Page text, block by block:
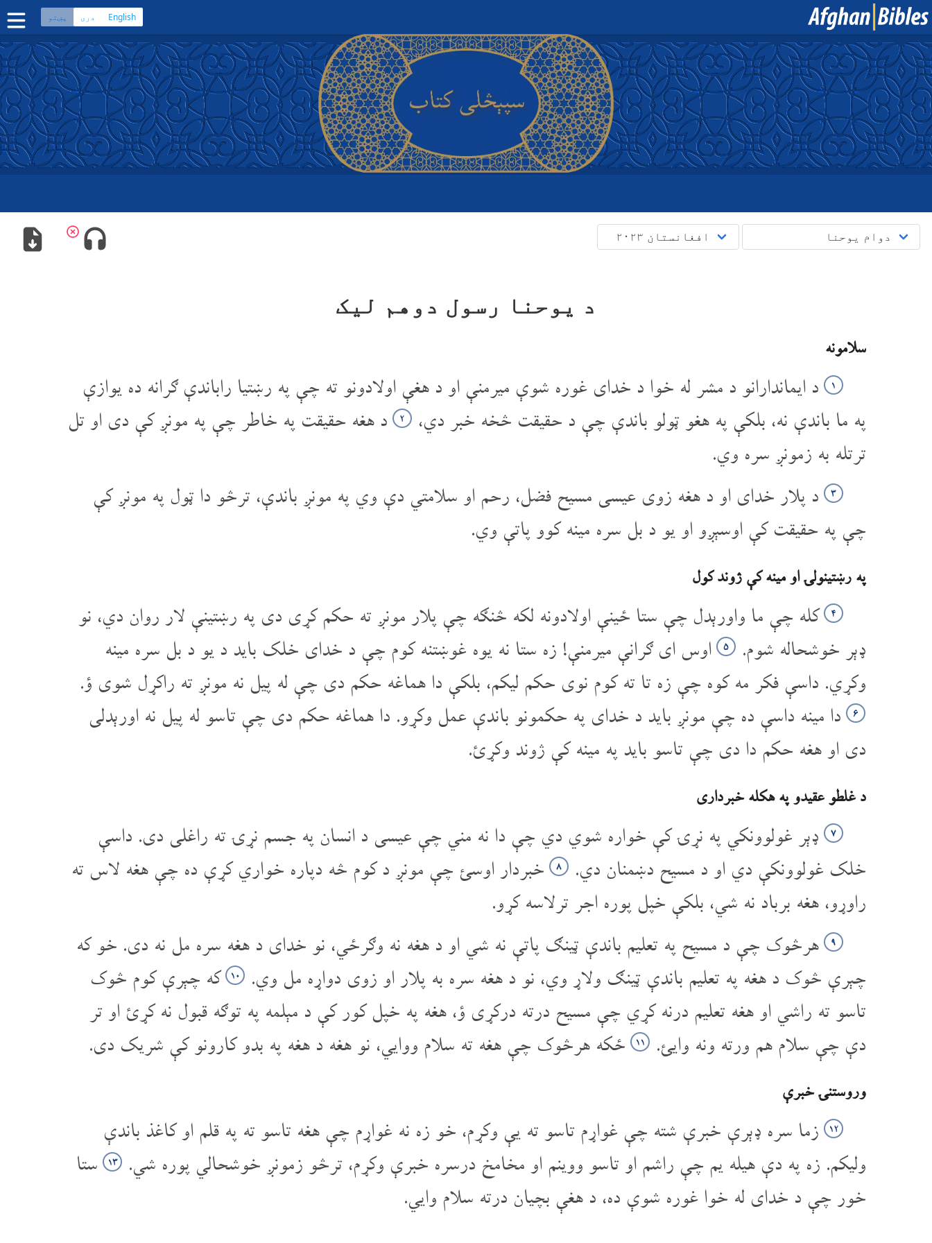
English دری پښتو
کور پاڼه
سپیڅلی کتاب په دري ژبه سپیڅلی کتاب په پښتو ژبه
نور: بلوچی · هزاره · ترکمن
د مبایل اپلېکېشنونو
د یوحنا رسول دوهم لیک
سلامونه
۱
د ایماندارانو د مشر له خوا د خدای غوره شوې میرمنې او د هغې اولادونو ته چې په رښتیا راباندې ګرانه ده یوازې
په ما باندې نه، بلکې په هغو ټولو باندې چې د حقیقت څخه خبر دي،
۲
د هغه حقیقت په خاطر چې په مونږ کې دی او تل
ترتله به زمونږ سره وي.
۳
د پلار خدای او د هغه زوی عیسی مسیح فضل، رحم او سلامتي دې وي په مونږ باندې، ترڅو دا ټول په مونږ کې
چې په حقیقت کې اوسېږو او یو د بل سره مینه کوو پاتې وي.
په رښتینولۍ او مینه کې ژوند کول
۴
کله چې ما واورېدل چې ستا ځینې اولادونه لکه څنګه چې پلار مونږ ته حکم کړی دی په رښتینې لار روان دي، نو
ډېر خوشحاله شوم.
۵
اوس ای ګرانې میرمنې! زه ستا نه یوه غوښتنه کوم چې د خدای خلک باید د یو د بل سره مینه
وکړي. داسې فکر مه کوه چې زه تا ته کوم نوی حکم لیکم، بلکې دا هماغه حکم دی چې له پیل نه مونږ ته راکړل شوی ؤ.
۶
دا مینه داسې ده چې مونږ باید د خدای په حکمونو باندې عمل وکړو. دا هماغه حکم دی چې تاسو له پیل نه اورېدلی
دی او هغه حکم دا دی چې تاسو باید په مینه کې ژوند وکړئ.
د غلطو عقیدو په هکله خبرداری
۷
ډېر غولوونکي په نړۍ کې خواره شوي دي چې دا نه مني چې عیسی د انسان په جسم نړۍ ته راغلی دی. داسې
خلک غولوونکې دي او د مسیح دښمنان دي.
۸
خبردار اوسئ چې مونږ د کوم څه دپاره خواري کړې ده چې هغه لاس ته
راوړو، هغه برباد نه شي، بلکې خپل پوره اجر تر‌لاسه کړو.
۹
هرڅوک چې د مسیح په تعلیم باندې ټینګ پاتې نه شي او د هغه نه وګرځي، نو خدای د هغه سره مل نه دی. خو که
چېرې څوک د هغه په تعلیم باندې ټینګ ولاړ وي، نو د هغه سره به پلار او زوی دواړه مل وي.
۱۰ که چېرې کوم څوک
تاسو ته راشي او هغه تعلیم درنه کړي چې مسیح درته درکړی ؤ، هغه په خپل کور کې د مېلمه په توګه قبول نه کړئ او تر
دې چې سلام هم ورته ونه وایئ.
۱۱ ځکه هرڅوک چې هغه ته سلام ووایي، نو هغه د هغه په بدو کارونو کې شریک دی.
وروستنۍ خبرې
۱۲
زما سره ډېرې خبرې شته چې غواړم تاسو ته یې وکړم، خو زه نه غواړم چې هغه تاسو ته په قلم او کاغذ باندې
ولیکم. زه په دې هیله یم چې راشم او تاسو ووینم او مخامخ درسره خبرې وکړم، ترڅو زمونږ خوشحالي پوره شي.
۱۳
ستا
خور چې د خدای له خوا غوره شوې ده، د هغې بچیان درته سلام وایي.